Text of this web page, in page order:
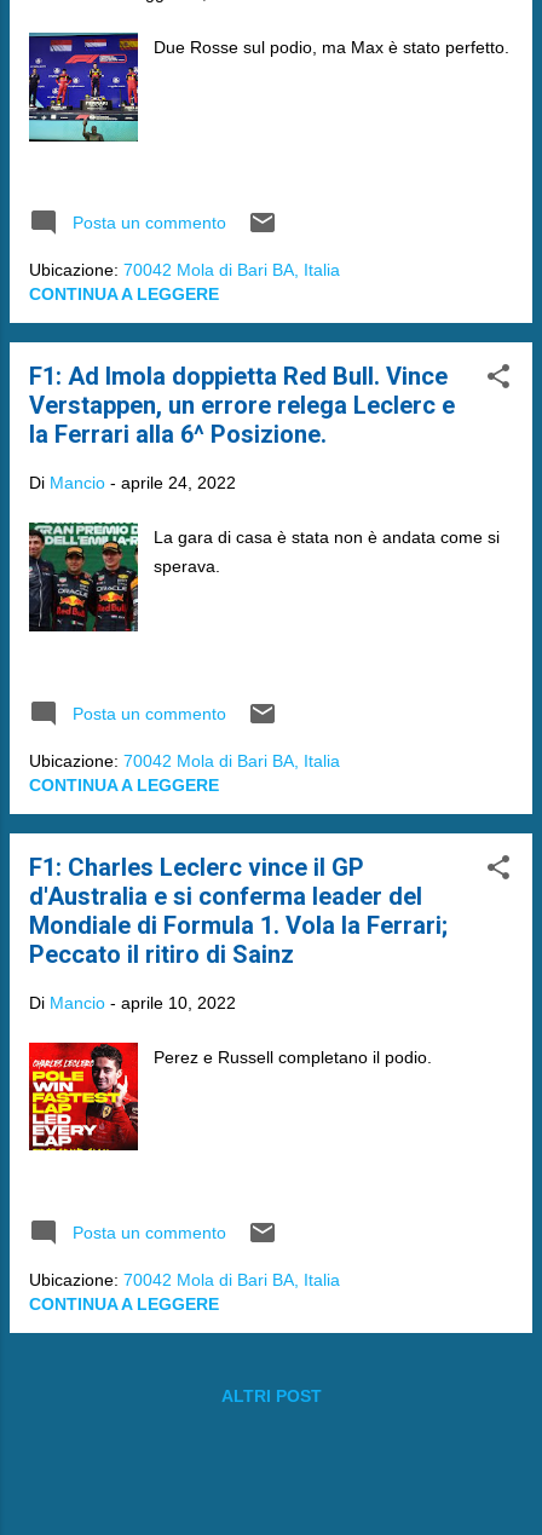
Due Rosse sul podio, ma Max è stato perfetto.
Posta un commento
Ubicazione: 70042 Mola di Bari BA, Italia
CONTINUA A LEGGERE
F1: Ad Imola doppietta Red Bull. Vince
Verstappen, un errore relega Leclerc e
la Ferrari alla 6^ Posizione.
Di Mancio - aprile 24, 2022
La gara di casa è stata non è andata come si
sperava.
Posta un commento
Ubicazione: 70042 Mola di Bari BA, Italia
CONTINUA A LEGGERE
F1: Charles Leclerc vince il GP
d'Australia e si conferma leader del
Mondiale di Formula 1. Vola la Ferrari;
Peccato il ritiro di Sainz
Di Mancio - aprile 10, 2022
Perez e Russell completano il podio.
Posta un commento
Ubicazione: 70042 Mola di Bari BA, Italia
CONTINUA A LEGGERE
ALTRI POST